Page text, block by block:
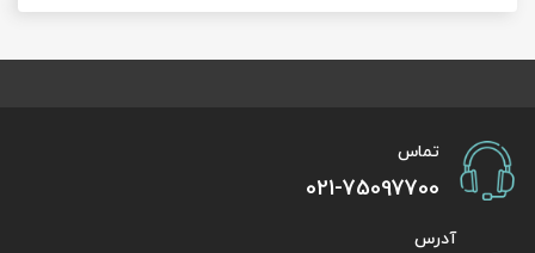
تماس
021-75097700
آدرس